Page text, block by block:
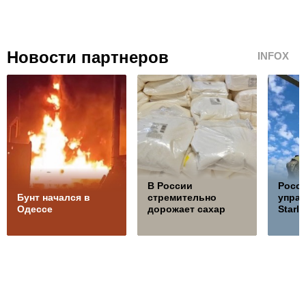
Новости партнеров INFOX
Бунт начался в
Одессе
В России
стремительно
дорожает сахар